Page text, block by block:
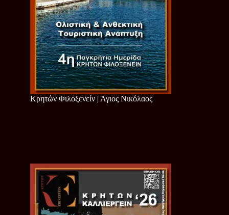
Κρητών Φιλοξενείν | Άγιος Νικόλαος